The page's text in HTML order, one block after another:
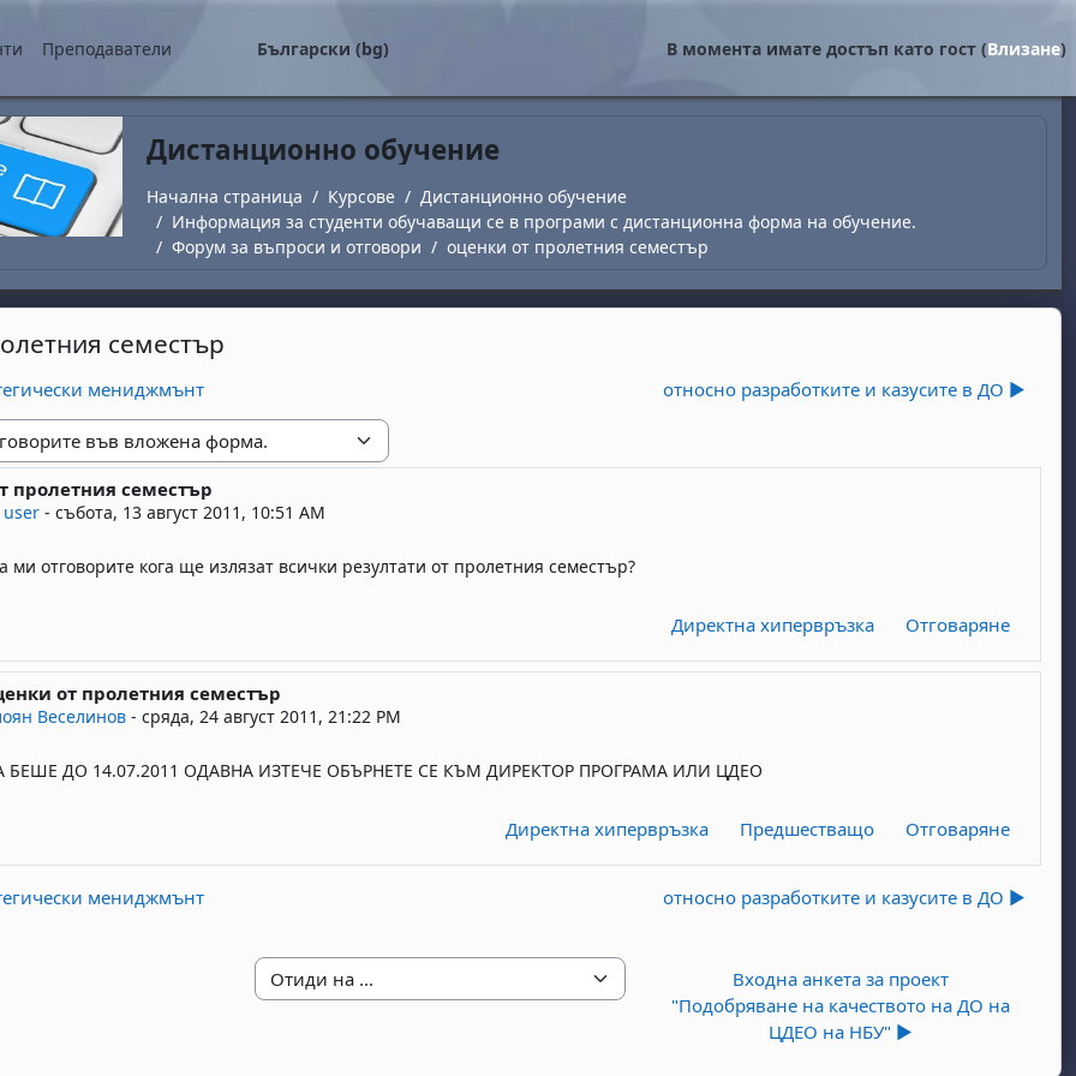
съдържание
Преподаватели Български ‎(bg)‎ В момента имате достъп като гост (Влизане)
Дистанционно обучение
Начална страница Курсове
Дистанционно обучение
Информация за студенти обучаващи се в програми с дистанционна форма на обучение.
Форум за въпроси и отговори
оценки от пролетния семестър
семестър
мениджмънт относно разработките и казусите в ДО ▶︎
пролетния семестър
user - събота, 13 август 2011, 10:51 AM
1
ми отговорите кога ще излязат всички резултати от пролетния семестър?
Директна хипервръзка Отговаряне
to Deleted user
от пролетния семестър
Веселинов -сряда, 24 август 2011, 21:22 PM
БЕШЕ ДО 14.07.2011 ОДАВНА ИЗТЕЧЕ ОБЪРНЕТЕ СЕ КЪМ ДИРЕКТОР ПРОГРАМА ИЛИ ЦДЕО
Директна хипервръзка Предшестващо Отговаряне
мениджмънт относно разработките и казусите в ДО ▶︎
Отиди на ...
Входна анкета за проект
"Подобряване на качеството на ДО на
ЦДЕО на НБУ" ▶︎